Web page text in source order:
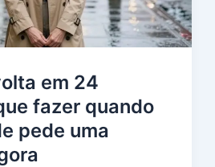
em 24
fazer quando
pede uma